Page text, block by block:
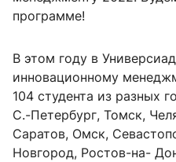
программе!
В этом году в
инновационному
104 студента из разных
С.-Петербург, Томск,
Саратов, Омск,
Новгород, Ростов-на-